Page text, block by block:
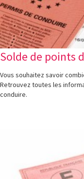
Solde de points
Vous souhaitez savoir
Retrouvez toutes les
conduire.